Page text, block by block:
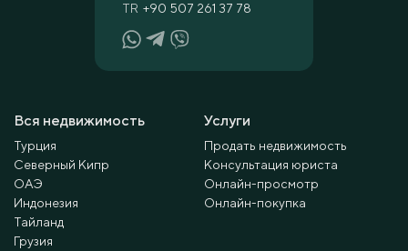
Вся недвижимость
Турция
Северный Кипр
ОАЭ
Индонезия
Тайланд
Грузия
Услуги
Продать недвижимость
Консультация юриста
Онлайн-просмотр
Онлайн-покупка
TR +90 507 261 37 78